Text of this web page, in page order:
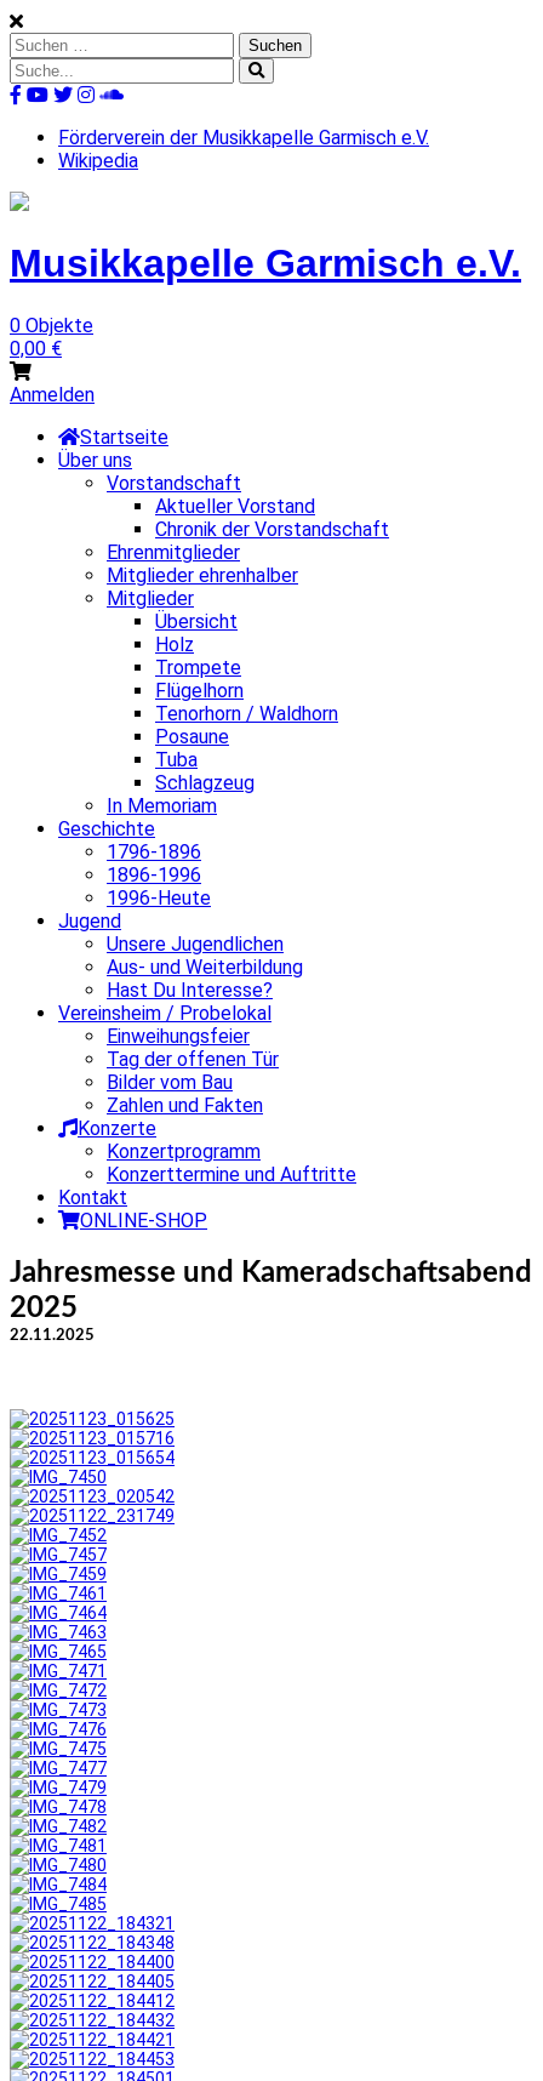
Skip
to
content
Suchen
nach:
Suche
nach:
Förderverein der Musikkapelle Garmisch e.V.
Wikipedia
Musikkapelle Garmisch e.V.
0 Objekte
0,00 €
Anmelden
Startseite
Über uns
Vorstandschaft
Aktueller Vorstand
Chronik der Vorstandschaft
Ehrenmitglieder
Mitglieder ehrenhalber
Mitglieder
Übersicht
Holz
Trompete
Flügelhorn
Tenorhorn / Waldhorn
Posaune
Tuba
Schlagzeug
In Memoriam
Geschichte
1796-1896
1896-1996
1996-Heute
Jugend
Unsere Jugendlichen
Aus- und Weiterbildung
Hast Du Interesse?
Vereinsheim / Probelokal
Einweihungsfeier
Tag der offenen Tür
Bilder vom Bau
Zahlen und Fakten
Konzerte
Konzertprogramm
Konzerttermine und Auftritte
Kontakt
ONLINE-SHOP
Jahresmesse und Kameradschaftsabend
2025
22.11.2025